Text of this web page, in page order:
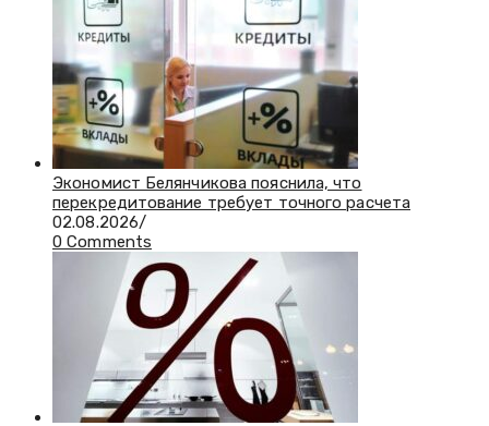
Экономист Белянчикова пояснила, что
перекредитование требует точного расчета
02.08.2026/
0 Comments